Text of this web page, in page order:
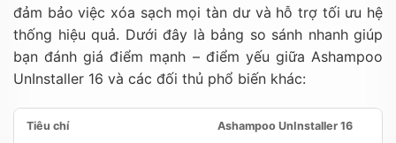
đảm bảo việc xóa sạch mọi tàn dư và hỗ trợ tối ưu hệ
thống hiệu quả. Dưới đây là bảng so sánh nhanh giúp
bạn đánh giá điểm mạnh – điểm yếu giữa Ashampoo
UnInstaller 16 và các đối thủ phổ biến khác:
Tiêu chí Ashampoo UnInstaller 16